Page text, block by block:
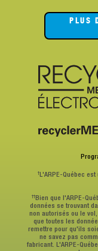
PLUS
† L'ARPE-Québec
†† Bien que l'ARPE-
données se trouvant
non autorisés ou le
que toutes les
remettre pour qu'ils
ne savez pas
fabricant. L'ARPE-